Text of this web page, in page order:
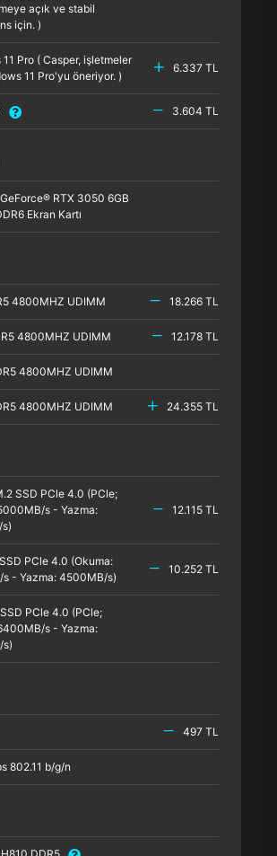
açık ve stabil
için. )
Pro ( Casper, işletmeler
11 Pro'yu öneriyor. )
6.337 TL
3.604 TL
RTX 3050 6GB
Ekran Kartı
4800MHZ UDIMM 18.266 TL
4800MHZ UDIMM 12.178 TL
4800MHZ UDIMM
4800MHZ UDIMM 24.355 TL
SSD PCle 4.0 (PCle;
s - Yazma:
s)
12.115 TL
PCle 4.0 (Okuma:
- Yazma: 4500MB/s)
10.252 TL
PCle 4.0 (PCle;
s - Yazma:
s)
497 TL
802.11 b/g/n